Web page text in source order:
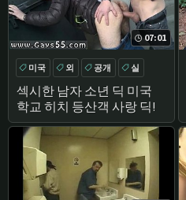
07:01
섹시한 남자 소년 딕 미국
학교 히치 등산객 사랑 딕!
미국 외 공개 실